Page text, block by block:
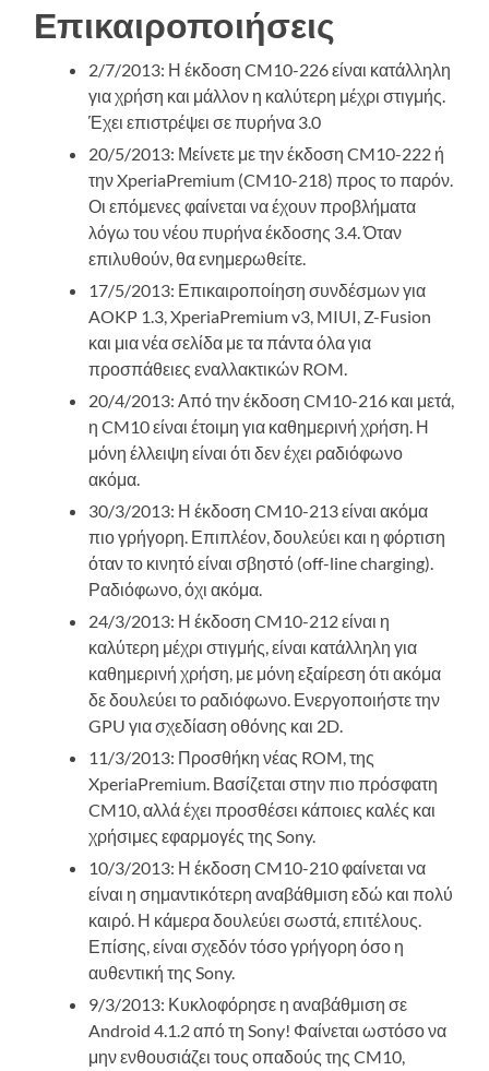
Επικαιροποιήσεις
2/7/2013: Η έκδοση CM10-226 είναι κατάλληλη
για χρήση και μάλλον η καλύτερη μέχρι στιγμής.
Έχει επιστρέψει σε πυρήνα 3.0
20/5/2013: Μείνετε με την έκδοση CM10-222 ή
την XperiaPremium (CM10-218) προς το παρόν.
Οι επόμενες φαίνεται να έχουν προβλήματα
λόγω του νέου πυρήνα έκδοσης 3.4. Όταν
επιλυθούν, θα ενημερωθείτε.
17/5/2013: Επικαιροποίηση συνδέσμων για
AOKP 1.3, XperiaPremium v3, MIUI, Z-Fusion
και μια νέα σελίδα με τα πάντα όλα για
προσπάθειες εναλλακτικών ROM.
20/4/2013: Από την έκδοση CM10-216 και μετά,
η CM10 είναι έτοιμη για καθημερινή χρήση. Η
μόνη έλλειψη είναι ότι δεν έχει ραδιόφωνο
ακόμα.
30/3/2013: Η έκδοση CM10-213 είναι ακόμα
πιο γρήγορη. Επιπλέον, δουλεύει και η φόρτιση
όταν το κινητό είναι σβηστό (off-line charging).
Ραδιόφωνο, όχι ακόμα.
24/3/2013: Η έκδοση CM10-212 είναι η
καλύτερη μέχρι στιγμής, είναι κατάλληλη για
καθημερινή χρήση, με μόνη εξαίρεση ότι ακόμα
δε δουλεύει το ραδιόφωνο. Ενεργοποιήστε την
GPU για σχεδίαση οθόνης και 2D.
11/3/2013: Προσθήκη νέας ROM, της
XperiaPremium. Βασίζεται στην πιο πρόσφατη
CM10, αλλά έχει προσθέσει κάποιες καλές και
χρήσιμες εφαρμογές της Sony.
10/3/2013: Η έκδοση CM10-210 φαίνεται να
είναι η σημαντικότερη αναβάθμιση εδώ και πολύ
καιρό. Η κάμερα δουλεύει σωστά, επιτέλους.
Επίσης, είναι σχεδόν τόσο γρήγορη όσο η
αυθεντική της Sony.
9/3/2013: Κυκλοφόρησε η αναβάθμιση σε
Android 4.1.2 από τη Sony! Φαίνεται ωστόσο να
μην ενθουσιάζει τους οπαδούς της CM10,